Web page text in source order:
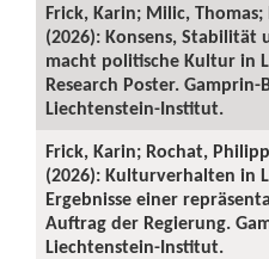
Frick, Karin; Milic,
(2026): Konsens, Stabilität
macht politische Kultur in
Research Poster. Gamprin-
Liechtenstein-Institut.
Frick, Karin; Rochat,
(2026): Kulturverhalten in
Ergebnisse einer
Auftrag der Regierung.
Liechtenstein-Institut.